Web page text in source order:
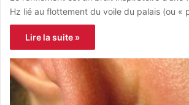
Hz lié au flottement du voile du palais (ou «
Lire la suite »